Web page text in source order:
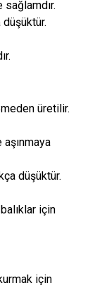
üretilir.
düşüktür.
için
için